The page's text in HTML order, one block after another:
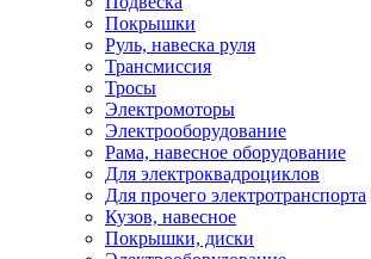
Покрышки
Руль, навеска руля
Трансмиссия
Тросы
Электромоторы
Электрооборудование
Рама, навесное оборудование
Для электроквадроциклов
Для прочего электротранспорта
Кузов, навесное
Покрышки, диски